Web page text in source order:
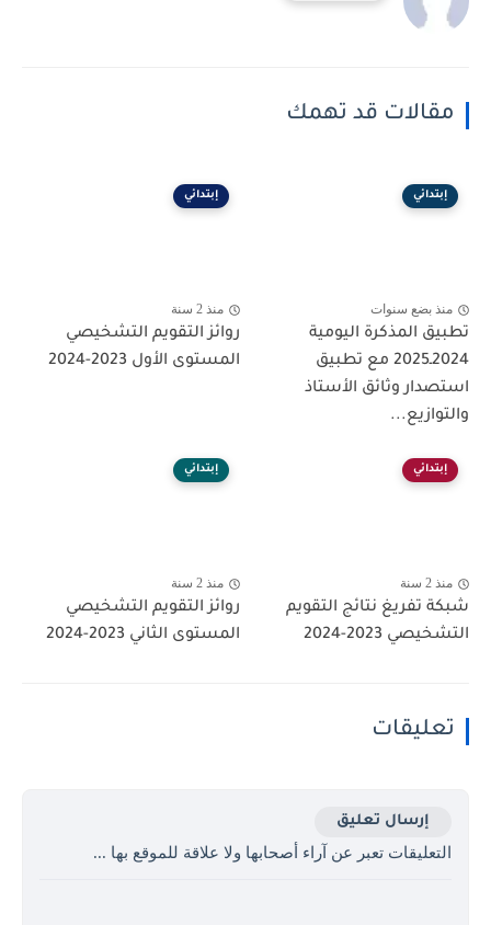
مقالات قد تهمك
إبتدائي
منذ بضع سنوات
تطبيق المذكرة اليومية
2024ـ2025 مع تطبيق
استصدار وثائق الأستاذ
والتوازيع...
إبتدائي
منذ 2 سنة
روائز التقويم التشخيصي
المستوى الأول 2023-2024
إبتدائي
منذ 2 سنة
شبكة تفريغ نتائج التقويم
التشخيصي 2023-2024
إبتدائي
منذ 2 سنة
روائز التقويم التشخيصي
المستوى الثاني 2023-2024
تعليقات
إرسال تعليق
التعليقات تعبر عن آراء أصحابها ولا علاقة للموقع بها ...